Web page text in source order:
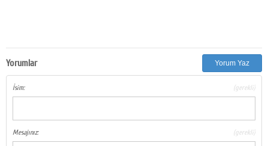
Yorumlar Yorum Yaz
İsim: (gerekli)
Mesajınız: (gerekli)